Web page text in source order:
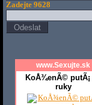
Zadejte 9628
www.Sexujte.sk
KoÅ¾enÃ© putÃ¡
ruky